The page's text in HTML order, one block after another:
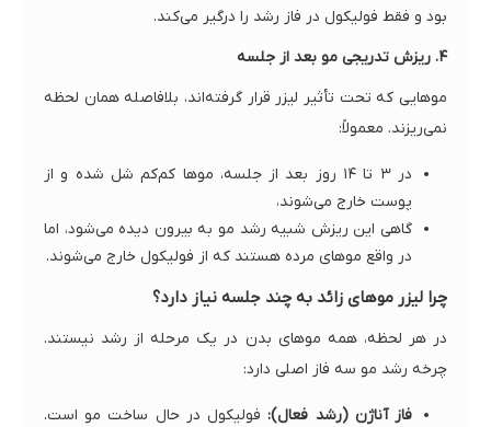
بود و فقط فولیکول در فاز رشد را درگیر می‌کند.
۴. ریزش تدریجی مو بعد از جلسه
موهایی که تحت تأثیر لیزر قرار گرفته‌اند، بلافاصله همان لحظه
نمی‌ریزند. معمولاً:
در ۳ تا ۱۴ روز بعد از جلسه، موها کم‌کم شل شده و از
پوست خارج می‌شوند،
گاهی این ریزش شبیه رشد مو به بیرون دیده می‌شود، اما
در واقع موهای مرده هستند که از فولیکول خارج می‌شوند.
چرا لیزر موهای زائد به چند جلسه نیاز دارد؟
در هر لحظه، همه موهای بدن در یک مرحله از رشد نیستند.
چرخه رشد مو سه فاز اصلی دارد:
فاز آناژن (رشد فعال):فولیکول در حال ساخت مو است.